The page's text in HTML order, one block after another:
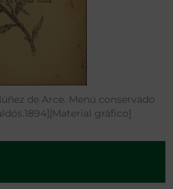
de Arce. Menú conservado
gráfico]